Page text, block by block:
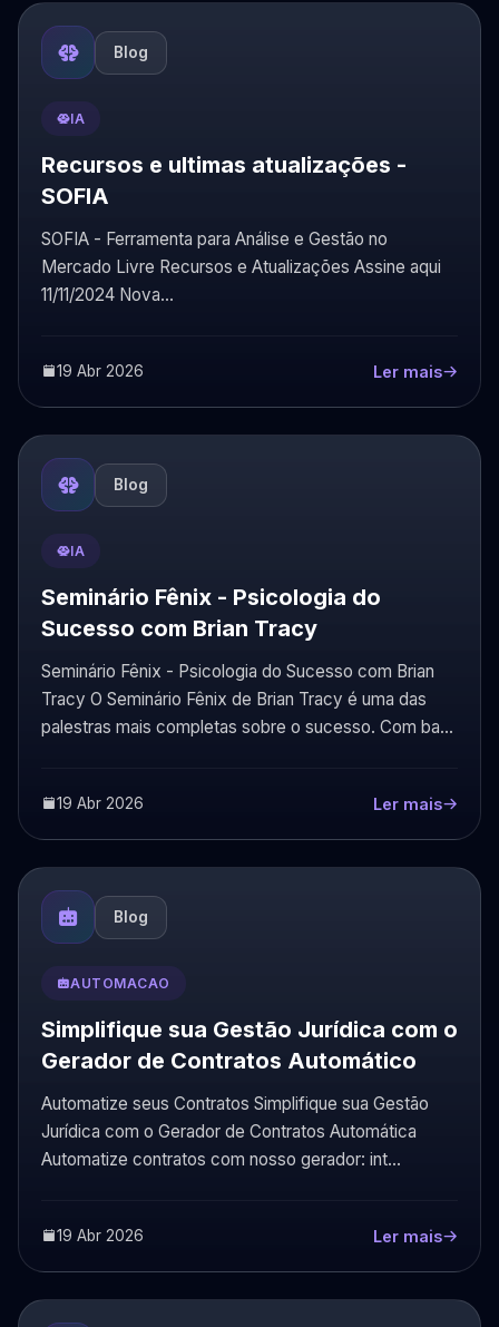
Blog
IA
Recursos e ultimas atualizações -
SOFIA
SOFIA - Ferramenta para Análise e Gestão no
Mercado Livre Recursos e Atualizações Assine aqui
11/11/2024 Nova...
19 Abr 2026 Ler mais
Blog
IA
Seminário Fênix - Psicologia do
Sucesso com Brian Tracy
Seminário Fênix - Psicologia do Sucesso com Brian
Tracy O Seminário Fênix de Brian Tracy é uma das
palestras mais completas sobre o sucesso. Com ba...
19 Abr 2026 Ler mais
Blog
AUTOMACAO
Simplifique sua Gestão Jurídica com o
Gerador de Contratos Automático
Automatize seus Contratos Simplifique sua Gestão
Jurídica com o Gerador de Contratos Automática
Automatize contratos com nosso gerador: int...
19 Abr 2026 Ler mais